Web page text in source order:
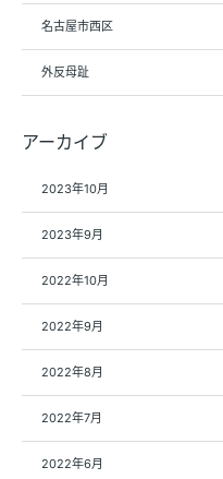
名古屋市西区
外反母趾
アーカイブ
2023年10月
2023年9月
2022年10月
2022年9月
2022年8月
2022年7月
2022年6月